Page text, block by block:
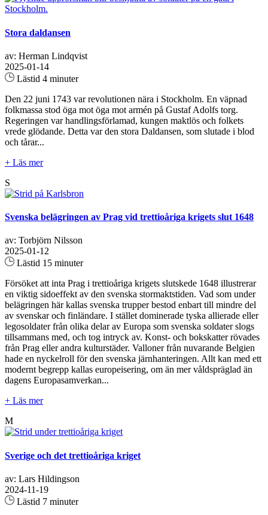
Stora daldansen
av: Herman Lindqvist
2025-01-14
Lästid 4 minuter
Den 22 juni 1743 var revolutionen nära i Stockholm. En väpnad
folkmassa stod öga mot öga mot armén på Gustaf Adolfs torg.
Regeringen var handlingsförlamad, kungen maktlös och folkets
vrede glödande. Detta var den stora Daldansen, som slutade i blod
och tårar...
+ Läs mer
S
Svenska belägringen av Prag vid trettioåriga krigets slut 1648
av: Torbjörn Nilsson
2025-01-12
Lästid 15 minuter
Försöket att inta Prag i trettioåriga krigets slutskede 1648 illustrerar
en viktig sidoeffekt av den svenska stormaktstiden. Vad som under
belägringen här kallas svenska trupper bestod enbart till mindre del
av svenskar och finländare. I stället dominerade tyska allierade eller
legosoldater från olika delar av Europa som svenska soldater slogs
tillsammans med, och tog intryck av. Konst- och bokskatter rövades
från Prag eller andra kulturstäder. Valloner från nuvarande Belgien
hade en nyckelroll för den svenska järnhanteringen. Allt kan med ett
modernt begrepp kallas europeisering, om än mer våldspräglad än
dagens Europasamverkan...
+ Läs mer
M
Sverige och det trettioåriga kriget
av: Lars Hildingson
2024-11-19
Lästid 7 minuter